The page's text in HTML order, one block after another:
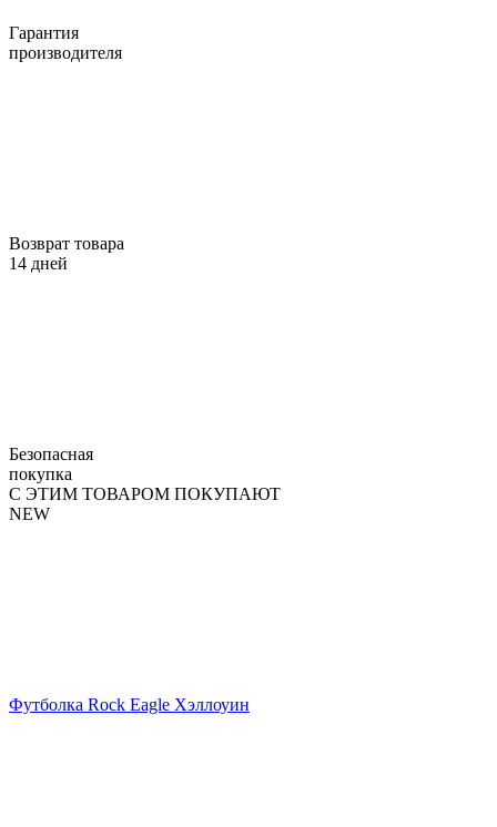
Гарантия
производителя
Возврат товара
14 дней
Безопасная
покупка
С ЭТИМ ТОВАРОМ ПОКУПАЮТ
NEW
Футболка Rock Eagle Хэллоуин